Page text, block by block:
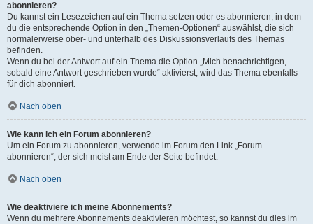
abonnieren?
Du kannst ein Lesezeichen auf ein Thema setzen oder es abonnieren, in dem
du die entsprechende Option in den „Themen-Optionen“ auswählst, die sich
normalerweise ober- und unterhalb des Diskussionsverlaufs des Themas
befinden.
Wenn du bei der Antwort auf ein Thema die Option „Mich benachrichtigen,
sobald eine Antwort geschrieben wurde“ aktivierst, wird das Thema ebenfalls
für dich abonniert.
Nach oben
Wie kann ich ein Forum abonnieren?
Um ein Forum zu abonnieren, verwende im Forum den Link „Forum
abonnieren“, der sich meist am Ende der Seite befindet.
Nach oben
Wie deaktiviere ich meine Abonnements?
Wenn du mehrere Abonnements deaktivieren möchtest, so kannst du dies im